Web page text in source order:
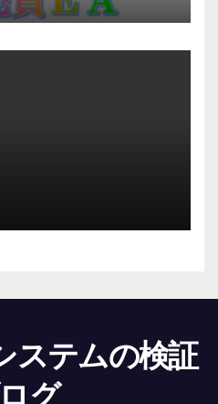
ステムの検証
グ